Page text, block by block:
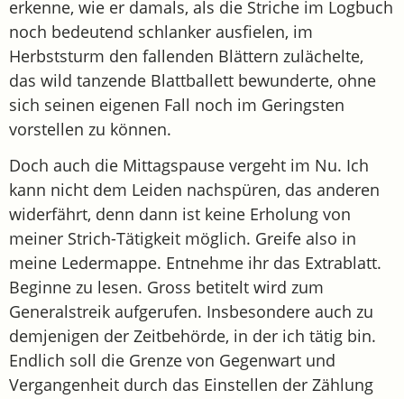
erkenne, wie er damals, als die Striche im Logbuch
noch bedeutend schlanker ausfielen, im
Herbststurm den fallenden Blättern zulächelte,
das wild tanzende Blattballett bewunderte, ohne
sich seinen eigenen Fall noch im Geringsten
vorstellen zu können.
Doch auch die Mittagspause vergeht im Nu. Ich
kann nicht dem Leiden nachspüren, das anderen
widerfährt, denn dann ist keine Erholung von
meiner Strich-Tätigkeit möglich. Greife also in
meine Ledermappe. Entnehme ihr das Extrablatt.
Beginne zu lesen. Gross betitelt wird zum
Generalstreik aufgerufen. Insbesondere auch zu
demjenigen der Zeitbehörde, in der ich tätig bin.
Endlich soll die Grenze von Gegenwart und
Vergangenheit durch das Einstellen der Zählung